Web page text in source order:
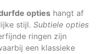
opties hangt af
stijl. Subtiele opties
ringen zijn
een klassieke